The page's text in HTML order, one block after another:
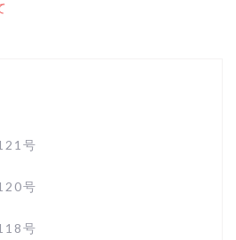
号
号
号